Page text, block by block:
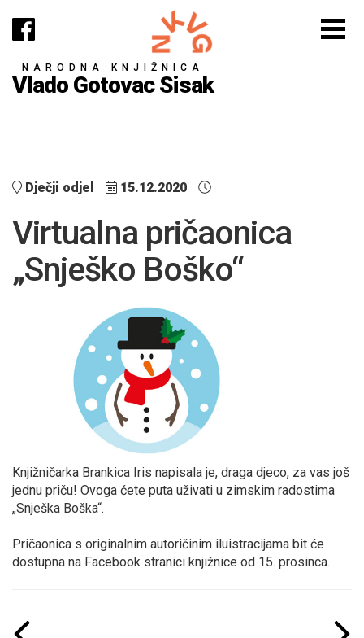
NARODNA KNJIŽNICA
Vlado Gotovac Sisak
Dječji odjel 15.12.2020
Virtualna pričaonica
„Snješko Boško“
Knjižničarka Brankica Iris napisala je, draga djeco, za vas još
jednu priču! Ovoga ćete puta uživati u zimskim radostima
„Snješka Boška“.
Pričaonica s originalnim autoričinim iluistracijama bit će
dostupna na Facebook stranici knjižnice od 15. prosinca.